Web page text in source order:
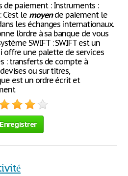
paiement : Instruments :
le moyende paiement le
les échanges internationaux.
l’ordre à sa banque de vous
SWIFT : SWIFT est un
offre une palette de services
: transferts de compte à
ou sur titres,
est un ordre écrit et
Enregistrer